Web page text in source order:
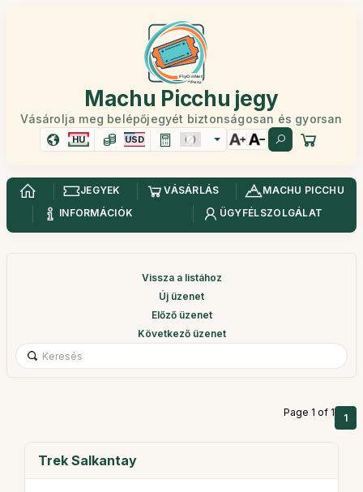
Machu Picchu jegy
Vásárolja meg belépőjegyét biztonságosan és gyorsan
HU USD
JEGYEK VÁSÁRLÁS
MACHU PICCHU
INFORMÁCIÓK
ÜGYFÉLSZOLGÁLAT
Vissza a listához
Új üzenet
Előző üzenet
Következő üzenet
Page 1 of 1 1
Trek Salkantay